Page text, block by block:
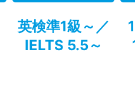
英検準1級～／
IELTS 5.5～